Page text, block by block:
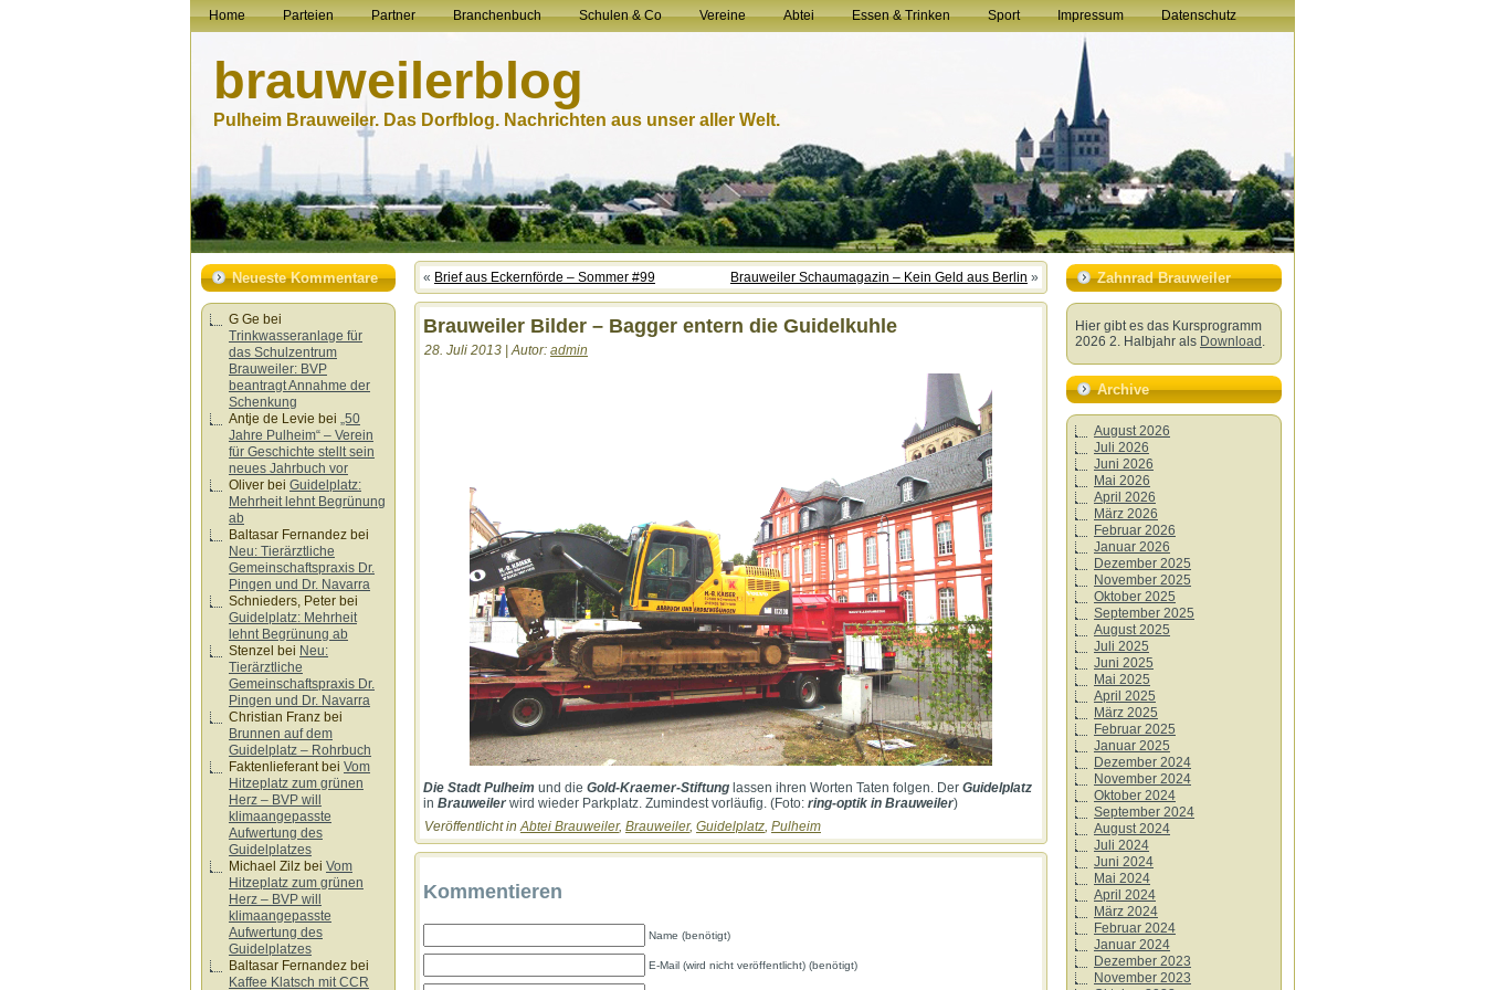
Home Parteien Partner Branchenbuch Schulen & Co Vereine Abtei Essen & Trinken Sport Impressum Datenschutz
brauweilerblog
Pulheim Brauweiler. Das Dorfblog. Nachrichten aus unser aller Welt.
Neueste Kommentare
G Ge bei
Trinkwasseranlage für
das Schulzentrum
Brauweiler: BVP
beantragt Annahme der
Schenkung
Antje de Levie bei „50
Jahre Pulheim“ – Verein
für Geschichte stellt sein
neues Jahrbuch vor
Oliver bei Guidelplatz:
Mehrheit lehnt Begrünung
ab
Baltasar Fernandez bei
Neu: Tierärztliche
Gemeinschaftspraxis Dr.
Pingen und Dr. Navarra
Schnieders, Peter bei
Guidelplatz: Mehrheit
lehnt Begrünung ab
Stenzel bei Neu:
Tierärztliche
Gemeinschaftspraxis Dr.
Pingen und Dr. Navarra
Christian Franz bei
Brunnen auf dem
Guidelplatz – Rohrbuch
Faktenlieferantbei Vom
Hitzeplatz zum grünen
Herz – BVP will
klimaangepasste
Aufwertung des
Guidelplatzes
Michael Zilz bei Vom
Hitzeplatz zum grünen
Herz – BVP will
klimaangepasste
Aufwertung des
Guidelplatzes
Baltasar Fernandez bei
Kaffee Klatsch mit CCR
« Brief aus Eckernförde – Sommer #99 Brauweiler Schaumagazin – Kein Geld aus Berlin »
Brauweiler Bilder – Bagger entern die Guidelkuhle
28. Juli 2013 | Autor: admin
Die Stadt Pulheim und die Gold-Kraemer-Stiftung lassen ihren Worten Taten folgen. Der Guidelplatz
in Brauweilerwird wieder Parkplatz. Zumindest vorläufig. (Foto: ring-optik in Brauweiler)
Veröffentlicht inAbtei Brauweiler, Brauweiler, Guidelplatz, Pulheim
Kommentieren
Name (benötigt)
E-Mail (wird nicht veröffentlicht) (benötigt)
Zahnrad Brauweiler
Hier gibt es das Kursprogramm
2026 2. Halbjahr als Download .
Archive
August 2026
Juli 2026
Juni 2026
Mai 2026
April 2026
März 2026
Februar 2026
Januar 2026
Dezember 2025
November 2025
Oktober 2025
September 2025
August 2025
Juli 2025
Juni 2025
Mai 2025
April 2025
März 2025
Februar 2025
Januar 2025
Dezember 2024
November 2024
Oktober 2024
September 2024
August 2024
Juli 2024
Juni 2024
Mai 2024
April 2024
März 2024
Februar 2024
Januar 2024
Dezember 2023
November 2023